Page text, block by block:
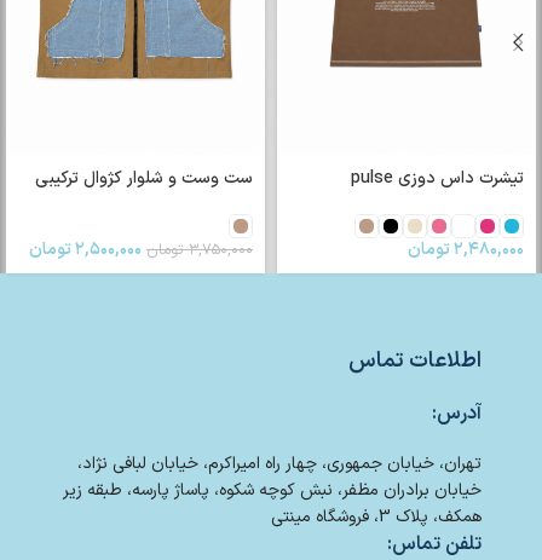
ست وست و شلوار کژوال ترکیبی
۳,۷۵۰,۰۰۰ تومان ۲,۵۰۰,۰۰۰
تیشرت رگلان Amiri
اطلاعات تماس
آدرس:
تهران، خیابان جمهوری، چهار راه امیراکرم، خیابان لبافی نژاد،
خیابان برادران مظفر، نبش کوچه شکوه، پاساژ پارسه، طبقه زیر
همکف، پلاک 3، فروشگاه مینتی
تلفن تماس: